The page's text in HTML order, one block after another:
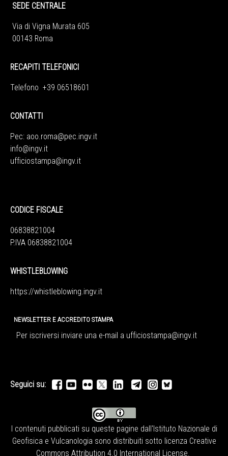
SEDE CENTRALE
Via di Vigna Murata 605
00143 Roma
RECAPITI TELEFONICI
Telefono +39 06518601
CONTATTI
Pec: aoo.roma@pec.ingv.it
info@ingv.it
ufficiostampa@ingv.it
CODICE FISCALE
06838821004
P.IVA 06838821004
WHISTLEBLOWING
https://whistleblowing.ingv. it
NEWSLETTER E ACCREDITO STAMPA
Per iscriversi inviare una e-mail a ufficiostampa@ingv.it
Seguici su:
I contenuti pubblicati su queste pagine dall'Istituto Nazionale di
Geofisica e Vulcanologia sono distribuiti sotto licenza Creative
Commons Attribution 4.0 International License